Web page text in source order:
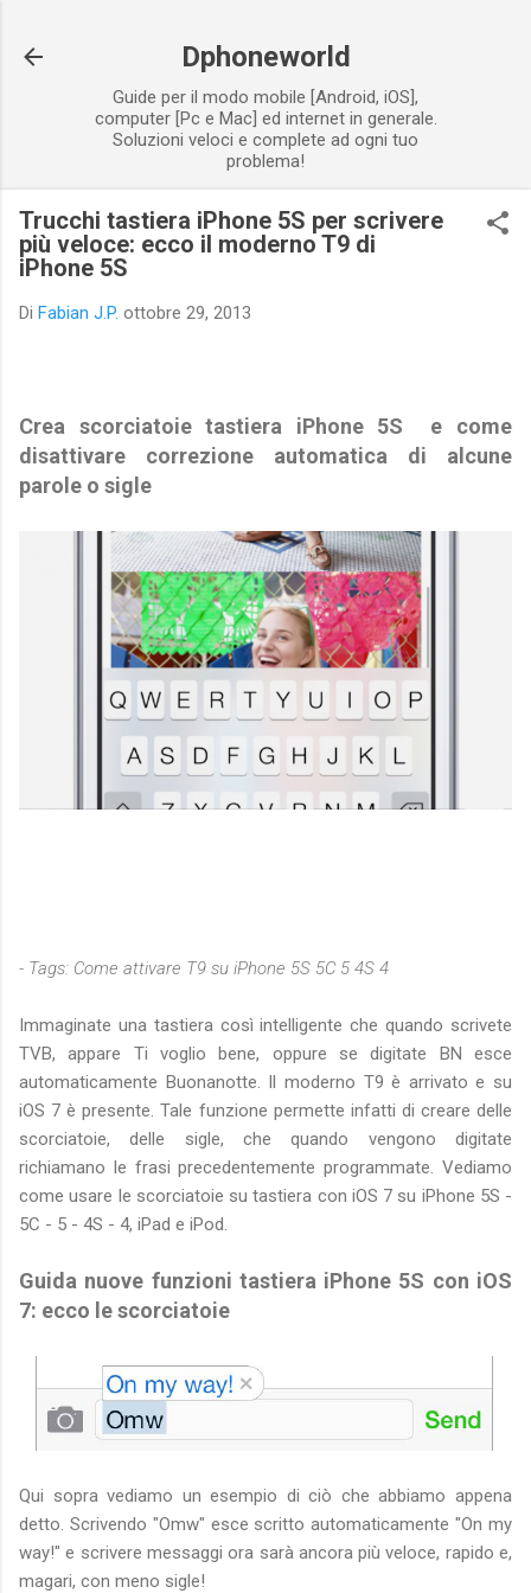
Dphoneworld
Guide per il modo mobile [Android, iOS],
computer [Pc e Mac] ed internet in generale.
Soluzioni veloci e complete ad ogni tuo
problema!
Trucchi tastiera iPhone 5S per scrivere
più veloce: ecco il moderno T9 di
iPhone 5S
Di Fabian J.P. ottobre 29, 2013
Crea scorciatoie tastiera iPhone 5S e come
disattivare correzione automatica di alcune
parole o sigle
- Tags: Come attivare T9 su iPhone 5S 5C 5 4S 4
Immaginate una tastiera così intelligente che quando scrivete
TVB, appare Ti voglio bene, oppure se digitate BN esce
automaticamente Buonanotte. Il moderno T9 è arrivato e su
iOS 7 è presente. Tale funzione permette infatti di creare delle
scorciatoie, delle sigle, che quando vengono digitate
richiamano le frasi precedentemente programmate. Vediamo
come usare le scorciatoie su tastiera con iOS 7 su iPhone 5S -
5C - 5 - 4S - 4, iPad e iPod.
Guida nuove funzioni tastiera iPhone 5S con iOS
7: ecco le scorciatoie
Qui sopra vediamo un esempio di ciò che abbiamo appena
detto. Scrivendo "Omw" esce scritto automaticamente "On my
way!" e scrivere messaggi ora sarà ancora più veloce, rapido e,
magari, con meno sigle!